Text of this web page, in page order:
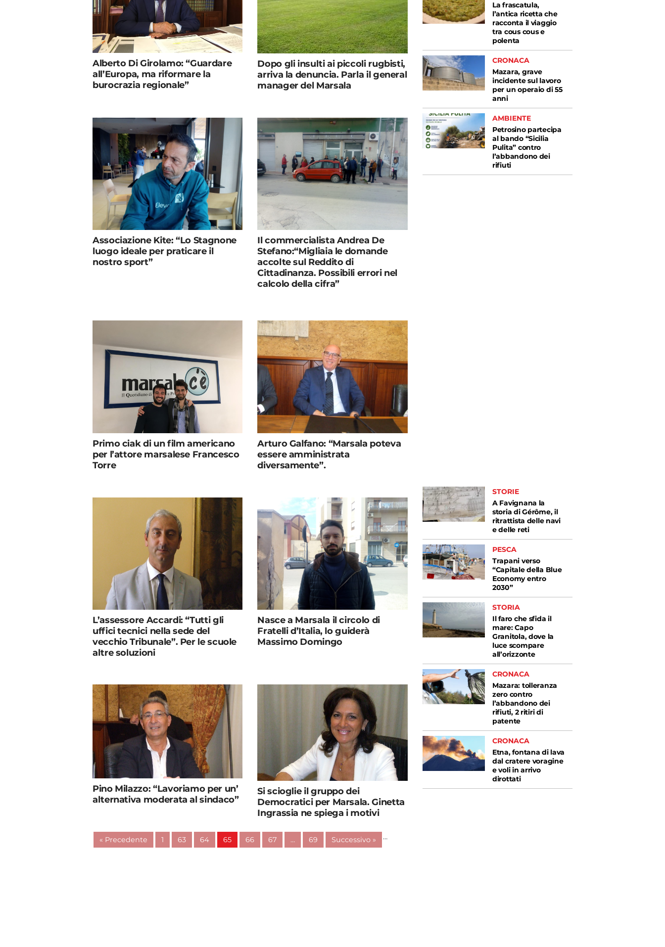
Alberto Di Girolamo: “Guardare
all’Europa, ma riformare la
burocrazia regionale”
Dopo gli insulti ai piccoli rugbisti,
arriva la denuncia. Parla il general
manager del Marsala
Associazione Kite: “Lo Stagnone
luogo ideale per praticare il
nostro sport”
Il commercialista Andrea De
Stefano:“Migliaia le domande
accolte sul Reddito di
Cittadinanza. Possibili errori nel
calcolo della cifra”
Primo ciak di un film americano
per l’attore marsalese Francesco
Torre
Arturo Galfano: “Marsala poteva
essere amministrata
diversamente”.
L’assessore Accardi: “Tutti gli
uffici tecnici nella sede del
vecchio Tribunale”. Per le scuole
altre soluzioni
Nasce a Marsala il circolo di
Fratelli d’Italia, lo guiderà
Massimo Domingo
Pino Milazzo: “Lavoriamo per un’
alternativa moderata al sindaco”
Si scioglie il gruppo dei
Democratici per Marsala. Ginetta
Ingrassia ne spiega i motivi
« Precedente 1 …
63 64 65 66 67 … 69 Successivo »
La frascatula,
l’antica ricetta che
racconta il viaggio
tra cous cous e
polenta
CRONACA
Mazara, grave
incidente sul lavoro
per un operaio di 55
anni
AMBIENTE
Petrosino partecipa
al bando “Sicilia
Pulita” contro
l’abbandono dei
rifiuti
STORIE
A Favignana la
storia di Gérôme, il
ritrattista delle navi
e delle reti
PESCA
Trapani verso
“Capitale della Blue
Economy entro
2030”
STORIA
Il faro che sfida il
mare: Capo
Granitola, dove la
luce scompare
all’orizzonte
CRONACA
Mazara: tolleranza
zero contro
l’abbandono dei
rifiuti, 2 ritiri di
patente
CRONACA
Etna, fontana di lava
dal cratere voragine
e voli in arrivo
dirottati